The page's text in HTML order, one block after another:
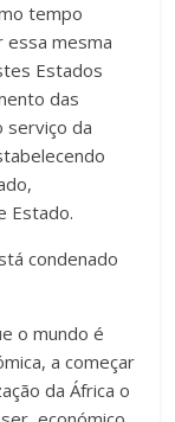
tempo
essa mesma
Estados
das
serviço da
Estado.
condenado
o mundo é
a começar
da África o